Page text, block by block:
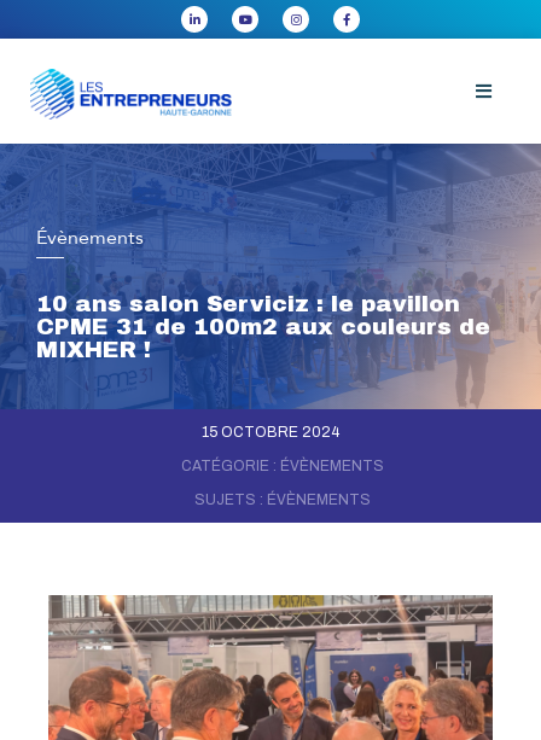
Évènements
10 ans salon Serviciz : le pavillon
CPME 31 de 100m2 aux couleurs de
MIXHER !
15 OCTOBRE 2024
CATÉGORIE : ÉVÈNEMENTS
SUJETS : ÉVÈNEMENTS